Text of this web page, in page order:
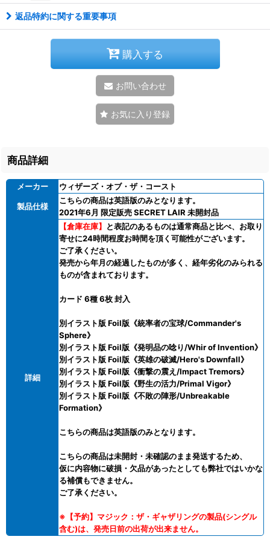
返品特約に関する重要事項
購入する
お問い合わせ
お気に入り登録
商品詳細
メーカー ウィザーズ・オブ・ザ・コースト
製品仕様
こちらの商品は英語版のみとなります。
2021年6月 限定販売 SECRET LAIR 未開封品
詳細
【倉庫在庫】
と表記のあるものは通常商品と比べ、お取り
寄せに24時間程度お時間を頂く可能性がございます。
ご了承ください。
発売から年月の経過したものが多く、経年劣化のみられる
ものが含まれております。
カード 6種 6枚 封入
別イラスト版 Foil版《統率者の宝球/Commander's
Sphere》
別イラスト版 Foil版《発明品の唸り/Whir of Invention》
別イラスト版 Foil版《英雄の破滅/Hero's Downfall》
別イラスト版 Foil版《衝撃の震え/Impact Tremors》
別イラスト版 Foil版《野生の活力/Primal Vigor》
別イラスト版 Foil版《不敗の陣形/Unbreakable
Formation》
こちらの商品は英語版のみとなります。
こちらの商品は未開封・未確認のまま発送するため、
仮に内容物に破損・欠品があったとしても弊社ではいかな
る補償もできません。
ご了承ください。
※ 【予約】 マジック：ザ・ギャザリングの製品(シングル
含む)は、発売日前の出荷が出来ません。